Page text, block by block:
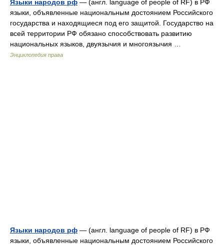
Языки народов рф — (англ. language of people of RF) в РФ
языки, объявленные национальным достоянием Российского
государства и находящиеся под его защитой. Государство на
всей территории РФ обязано способствовать развитию
национальных языков, двуязычия и многоязычия …
Энциклопедия права
Языки народов рф — (англ. language of people of RF) в РФ
языки, объявленные национальным достоянием Российского